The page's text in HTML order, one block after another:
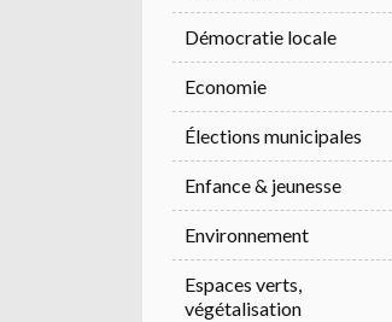
Démocratie locale
Economie
Élections municipales
Enfance & jeunesse
Environnement
Espaces verts,
végétalisation